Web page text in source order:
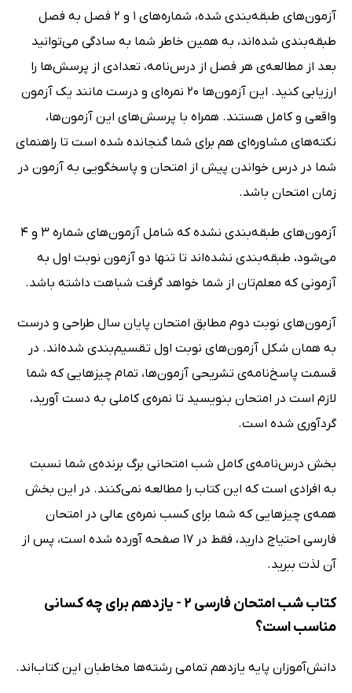
آزمون‌های طبقه‌بندی شده، شماره‌های 1 و 2 فصل به فصل
طبقه‌بندی شده‌اند، به همین خاطر شما به سادگی می‌توانید
بعد از مطالعه‌ی هر فصل از درس‌نامه، تعدادی از پرسش‌ها را
ارزیابی کنید. این آزمون‌ها 20 نمره‌ای و درست مانند یک آزمون
واقعی و کامل هستند. همراه با پرسش‌های این آزمون‌ها،
نکته‌های مشاوره‌ای هم برای شما گنجانده شده است تا راهنمای
شما در درس خواندن پیش از امتحان و پاسخگویی به آزمون در
زمان امتحان باشد.
آزمون‌های طبقه‌بندی نشده که شامل آزمون‌های شماره 3 و 4
می‌شود، طبقه‌بندی نشده‌اند تا تنها دو آزمون نوبت اول به
آزمونی که معلم‌تان از شما خواهد گرفت شباهت داشته باشد.
آزمون‌های نوبت دوم مطابق امتحان پایان سال طراحی و درست
به همان شکل آزمون‌های نوبت اول تقسیم‌بندی شده‌اند. در
قسمت پاسخ‌نامه‌ی تشریحی آزمون‌ها، تمام چیزهایی که شما
لازم است در امتحان بنویسید تا نمره‌ی کاملی به دست آورید،
گردآوری شده است.
بخش درس‌نامه‌ی کامل شب امتحانی برگ برنده‌ی شما نسبت
به افرادی است که این کتاب را مطالعه نمی‌کنند. در این بخش
همه‌ی چیزهایی که شما برای کسب نمره‌ی عالی در امتحان
فارسی احتیاج دارید، فقط در 17 صفحه آورده شده است، پس از
آن لذت ببرید.
کتاب شب امتحان فارسی 2 - یازدهم برای چه کسانی
مناسب است؟
دانش‌آموزان پایه یازدهم تمامی رشته‌ها مخاطبان این کتاب‌اند.